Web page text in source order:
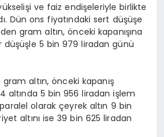
ve faiz endişeleriyle birlikte
Dün ons fiyatındaki sert düşüşe
gram altın, önceki kapanışına
düşüşle 5 bin 979 liradan günü
altın, önceki kapanış
altında 5 bin 956 liradan işlem
olarak çeyrek altın 9 bin
altını ise 39 bin 625 liradan